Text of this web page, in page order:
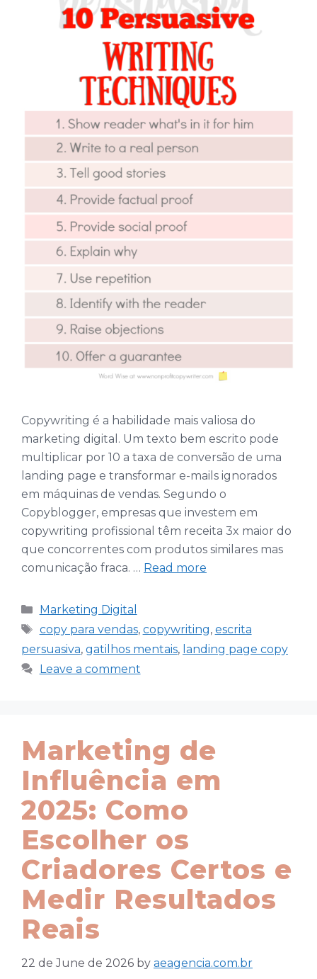
Copywriting é a habilidade mais valiosa do
marketing digital. Um texto bem escrito pode
multiplicar por 10 a taxa de conversão de uma
landing page e transformar e-mails ignorados
em máquinas de vendas. Segundo o
Copyblogger, empresas que investem em
copywriting profissional têm receita 3x maior do
que concorrentes com produtos similares mas
comunicação fraca. … Read more
Categories
Marketing Digital
Tags
copy para vendas, copywriting, escrita
persuasiva, gatilhos mentais, landing page copy
Leave a comment
Marketing de
Influência em
2025: Como
Escolher os
Criadores Certos e
Medir Resultados
Reais
22 de June de 2026 by aeagencia.com.br